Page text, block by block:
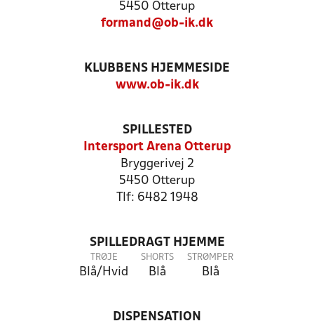
5450 Otterup
formand@ob-ik.dk
KLUBBENS HJEMMESIDE
www.ob-ik.dk
SPILLESTED
Intersport Arena Otterup
Bryggerivej 2
5450 Otterup
Tlf: 6482 1948
SPILLEDRAGT HJEMME
TRØJE
Blå/Hvid
SHORTS
Blå
STRØMPER
Blå
DISPENSATION